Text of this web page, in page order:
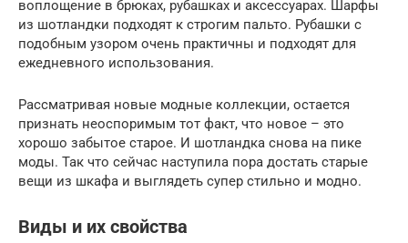
воплощение в брюках, рубашках и аксессуарах. Шарфы
из шотландки подходят к строгим пальто. Рубашки с
подобным узором очень практичны и подходят для
ежедневного использования.
Рассматривая новые модные коллекции, остается
признать неоспоримым тот факт, что новое – это
хорошо забытое старое. И шотландка снова на пике
моды. Так что сейчас наступила пора достать старые
вещи из шкафа и выглядеть супер стильно и модно.
Виды и их свойства